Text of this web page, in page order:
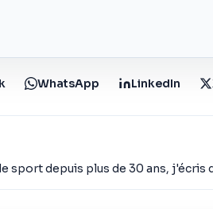
WhatsApp LinkedIn
sport depuis plus de 30 ans,